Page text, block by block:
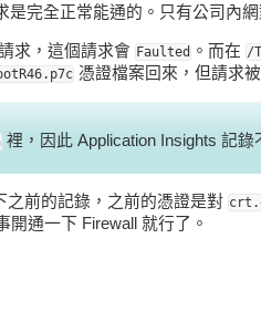
完全正常能通的。只有公司內
求，這個請求會 Faulted 。而在 /
憑證檔案回來，但請求被
裡，因此 Application Insights 記錄
之前的記錄，之前的憑證是對
開通一下 Firewall 就行了。